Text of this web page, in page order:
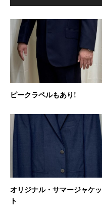
ピークラペルもあり!
オリジナル・サマージャケッ
ト